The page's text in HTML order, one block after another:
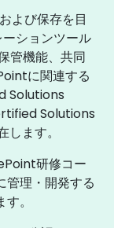
よび保存を目
ションツール
管機能、共同
に関連する
Solutions
Solutions
ます。
研修コー
管理・開発する
。